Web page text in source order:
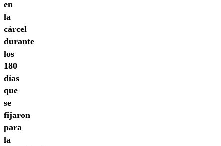
en
la
cárcel
durante
los
180
días
que
se
fijaron
para
la